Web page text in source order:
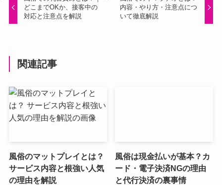
どこまでOKか、接客中の
対応と注意点を解説
内容・やり方・注意点につ
いて徹底解説
関連記事
風俗のマットプレイとは？
サービス内容と根強い人気
の理由を解説
風俗は現金払いが基本？カ
ード・電子決済NGの理由
と代行決済の裏事情